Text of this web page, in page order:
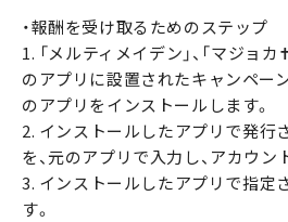
・報酬を受け取るためのステップ
1. 「メルティメイデン」、「マジョ
のアプリに設置されたキャンペー
のアプリをインストールします。
2. インストールしたアプリで発行
を、元のアプリで入力し、アカウン
3. インストールしたアプリで指定
す。